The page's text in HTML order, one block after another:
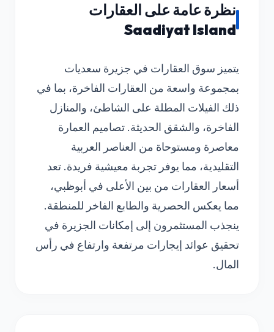
نظرة عامة على العقارات
Saadiyat Island
يتميز سوق العقارات في جزيرة سعديات
بمجموعة واسعة من العقارات الفاخرة، بما في
ذلك الفيلات المطلة على الشاطئ، والمنازل
الفاخرة، والشقق الحديثة. تصاميم العمارة
معاصرة ومستوحاة من العناصر العربية
التقليدية، مما يوفر تجربة معيشية فريدة. تعد
أسعار العقارات من بين الأعلى في أبوظبي،
مما يعكس الحصرية والطابع الفاخر للمنطقة.
ينجذب المستثمرون إلى إمكانات الجزيرة في
تحقيق عوائد إيجارات مرتفعة وارتفاع في رأس
المال.